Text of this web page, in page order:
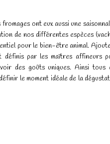
ont eux aussi une
de nos différentes espèces
pour le bien-être animal.
définis par les maîtres affineurs
des goûts uniques. Ainsi tous
le moment idéale de la